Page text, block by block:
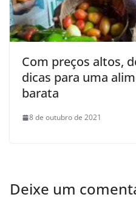
Com preços altos,
dicas para uma
barata
8 de outubro de 2021
Deixe um